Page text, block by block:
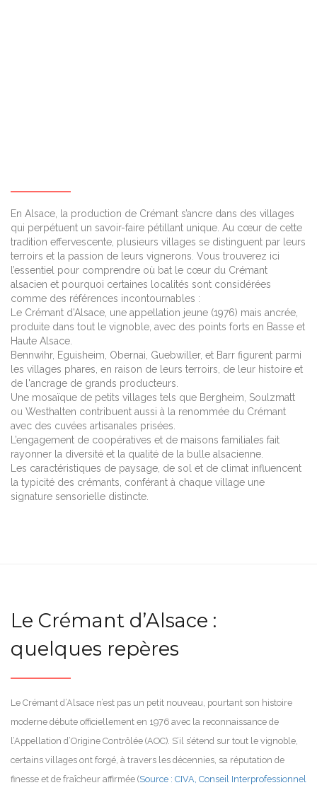
En Alsace, la production de Crémant s’ancre dans des villages
qui perpétuent un savoir-faire pétillant unique. Au cœur de cette
tradition effervescente, plusieurs villages se distinguent par leurs
terroirs et la passion de leurs vignerons. Vous trouverez ici
l’essentiel pour comprendre où bat le cœur du Crémant
alsacien et pourquoi certaines localités sont considérées
comme des références incontournables :
Le Crémant d’Alsace, une appellation jeune (1976) mais ancrée,
produite dans tout le vignoble, avec des points forts en Basse et
Haute Alsace.
Bennwihr, Eguisheim, Obernai, Guebwiller, et Barr figurent parmi
les villages phares, en raison de leurs terroirs, de leur histoire et
de l'ancrage de grands producteurs.
Une mosaïque de petits villages tels que Bergheim, Soulzmatt
ou Westhalten contribuent aussi à la renommée du Crémant
avec des cuvées artisanales prisées.
L’engagement de coopératives et de maisons familiales fait
rayonner la diversité et la qualité de la bulle alsacienne.
Les caractéristiques de paysage, de sol et de climat influencent
la typicité des crémants, conférant à chaque village une
signature sensorielle distincte.
Le Crémant d’Alsace :
quelques repères
Le Crémant d’Alsace n’est pas un petit nouveau, pourtant son histoire
moderne débute officiellement en 1976 avec la reconnaissance de
l’Appellation d’Origine Contrôlée (AOC). S’il s’étend sur tout le vignoble,
certains villages ont forgé, à travers les décennies, sa réputation de
finesse et de fraîcheur affirmée (Source : CIVA, Conseil Interprofessionnel